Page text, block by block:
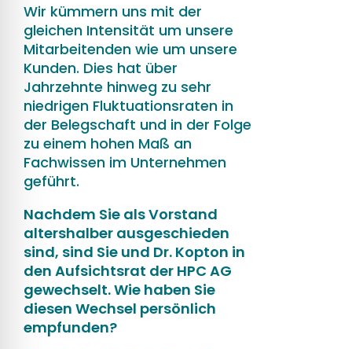
Wir kümmern uns mit der
gleichen Intensität um unsere
Mitarbeitenden wie um unsere
Kunden. Dies hat über
Jahrzehnte hinweg zu sehr
niedrigen Fluktuationsraten in
der Belegschaft und in der Folge
zu einem hohen Maß an
Fachwissen im Unternehmen
geführt.
Nachdem Sie als Vorstand
altershalber ausgeschieden
sind, sind Sie und Dr. Kopton in
den Aufsichtsrat der HPC AG
gewechselt. Wie haben Sie
diesen Wechsel persönlich
empfunden?